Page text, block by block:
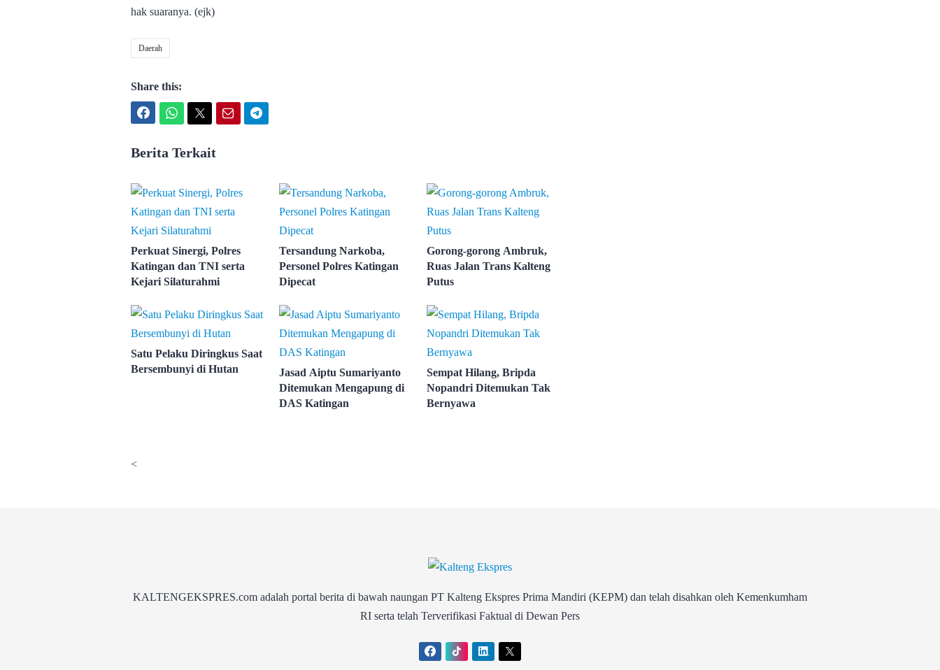
hak suaranya. (ejk)
Daerah
Share this:
Berita Terkait
Perkuat Sinergi, Polres
Katingan dan TNI serta
Kejari Silaturahmi
Tersandung Narkoba,
Personel Polres Katingan
Dipecat
Gorong-gorong Ambruk,
Ruas Jalan Trans Kalteng
Putus
Satu Pelaku Diringkus Saat
Bersembunyi di Hutan
Jasad Aiptu Sumariyanto
Ditemukan Mengapung di
DAS Katingan
Sempat Hilang, Bripda
Nopandri Ditemukan Tak
Bernyawa
<
KALTENGEKSPRES.com adalah portal berita di bawah naungan PT Kalteng Ekspres Prima Mandiri (KEPM) dan telah disahkan oleh Kemenkumham
RI serta telah Terverifikasi Faktual di Dewan Pers